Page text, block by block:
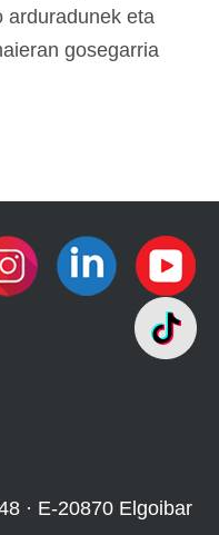
arduradunek eta
gosegarria
· E-20870 Elgoibar